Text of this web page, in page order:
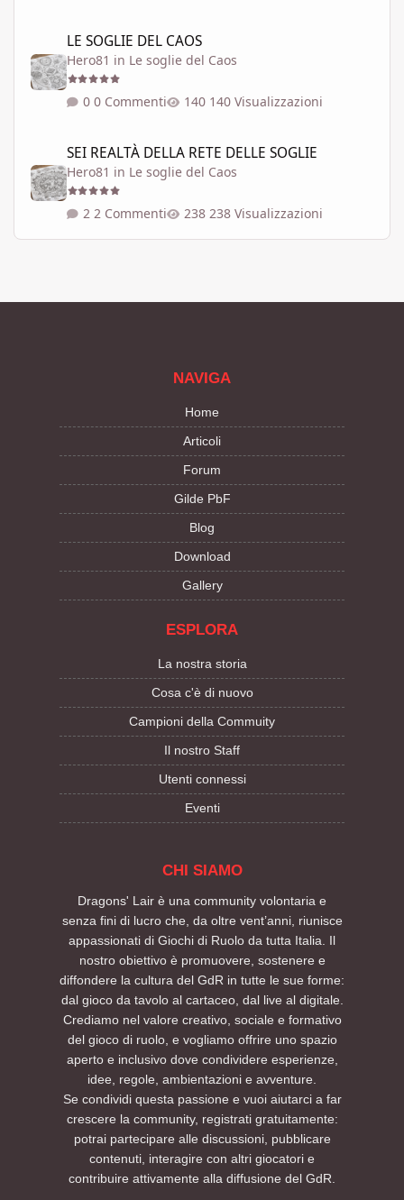
LE SOGLIE DEL CAOS
Hero81 in Le soglie del Caos
0 Commenti 140 Visualizzazioni
SEI REALTÀ DELLA RETE DELLE SOGLIE
Hero81 in Le soglie del Caos
2 Commenti 238 Visualizzazioni
NAVIGA
Home
Articoli
Forum
Gilde PbF
Blog
Download
Gallery
ESPLORA
La nostra storia
Cosa c'è di nuovo
Campioni della Commuity
Il nostro Staff
Utenti connessi
Eventi
CHI SIAMO
Dragons' Lair è una community volontaria e
senza fini di lucro che, da oltre vent’anni, riunisce
appassionati di Giochi di Ruolo da tutta Italia. Il
nostro obiettivo è promuovere, sostenere e
diffondere la cultura del GdR in tutte le sue forme:
dal gioco da tavolo al cartaceo, dal live al digitale.
Crediamo nel valore creativo, sociale e formativo
del gioco di ruolo, e vogliamo offrire uno spazio
aperto e inclusivo dove condividere esperienze,
idee, regole, ambientazioni e avventure.
Se condividi questa passione e vuoi aiutarci a far
crescere la community, registrati gratuitamente:
potrai partecipare alle discussioni, pubblicare
contenuti, interagire con altri giocatori e
contribuire attivamente alla diffusione del GdR.